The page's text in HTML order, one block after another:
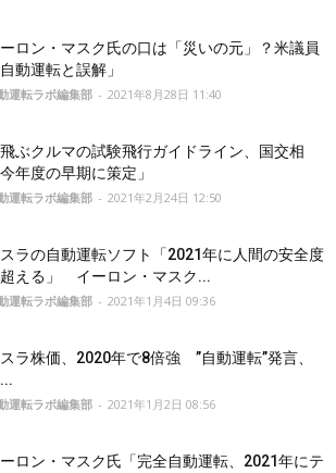
ロン・マスク氏の口は「災いの元」？米議員
自動運転と誤解」
運転ラボ編集部 - 2021年8月28日 11:40
ぶクルマの試験飛行ガイドライン、国交相
今年度の早期に策定」
運転ラボ編集部 - 2021年2月24日 12:50
ラの自動運転ソフト「2021年に人間の安全度
える」 イーロン・マスク...
運転ラボ編集部 - 2021年1月4日 09:36
ラ株価、2020年で8倍強 ”自動運転”発言、
運転ラボ編集部 - 2021年1月2日 08:56
ロン・マスク氏「完全自動運転、2021年にテ